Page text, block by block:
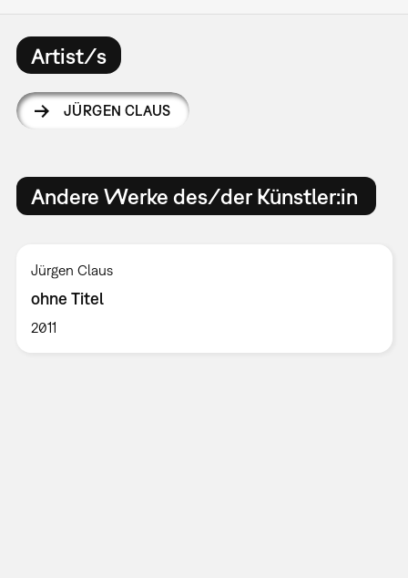
Artist/s
JÜRGEN CLAUS
Andere Werke des/der Künstler:in
Jürgen Claus
ohne Titel
2011